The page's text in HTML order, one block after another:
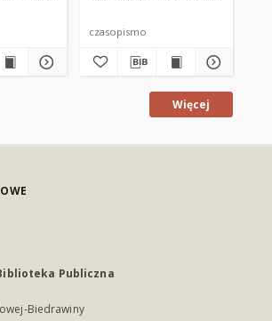
czasopismo
Więcej
Publiczna
Biedrawiny